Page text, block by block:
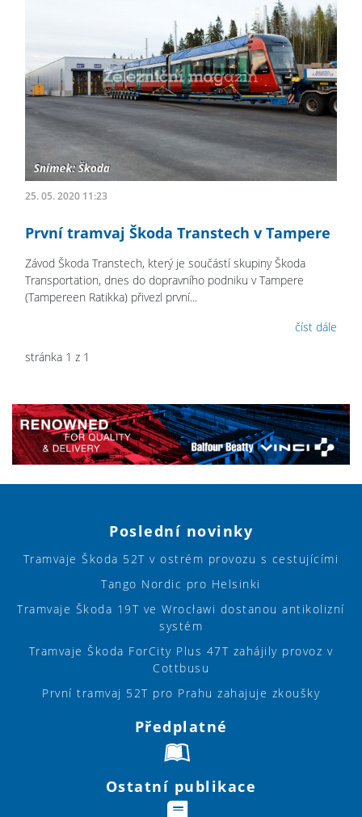
25. 05. 2020 11:23
První tramvaj Škoda Transtech v Tampere
Závod Škoda Transtech, který je součástí skupiny Škoda
Transportation, dnes do dopravního podniku v Tampere
(Tampereen Ratikka) přivezl první...
číst dále
stránka 1 z 1
Poslední novinky
Tramvaje Škoda 52T v ostrém provozu s cestujícími
Tango Nordic pro Helsinki
Tramvaje Škoda 19T ve Wrocławi dostanou antikolizní
systém
Tramvaje Škoda ForCity Plus 47T zahájily provoz v
Cottbusu
První tramvaj 52T pro Prahu zahajuje zkoušky
Předplatné
Ostatní publikace